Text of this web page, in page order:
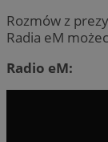
Rozmów z
Radia eM
Radio eM: